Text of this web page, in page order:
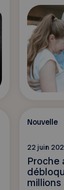
Nouvelle
22 juin
Proche
millions